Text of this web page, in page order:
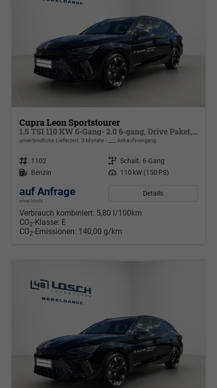
Cupra Leon Sportstourer
1.5 TSI 110 KW 6-Gang- 2.0 6-gang, Drive Paket, Virtual Pedal für HeckklaLED MATRIX ULTRA , dynamische Blinkleuchten, Navigation, ,Pack Safe XL, PDC, Winterpaket, Klimaautomatik 3 Z., 18 Zoll Alufelgen Garbi, Edge Paket
unverbindliche Lieferzeit: 3 Monate ___ Ankaufsvorgang
Fahrzeugnr. 1102 Getriebe Schalt. 6-Gang
Kraftstoff Benzin Leistung 110 kW (150 PS)
auf Anfrage
ohne MwSt.
Details
Verbrauch kombiniert: 5,80 l/100km
CO2-Klasse: E
CO2-Emissionen: 140,00 g/km